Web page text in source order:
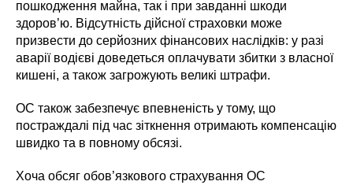
пошкодження майна, так і при завданні шкоди
здоров’ю. Відсутність дійсної страховки може
призвести до серйозних фінансових наслідків: у разі
аварії водієві доведеться оплачувати збитки з власної
кишені, а також загрожують великі штрафи.
OC також забезпечує впевненість у тому, що
постраждалі під час зіткнення отримають компенсацію
швидко та в повному обсязі.
Хоча обсяг обов’язкового страхування OC